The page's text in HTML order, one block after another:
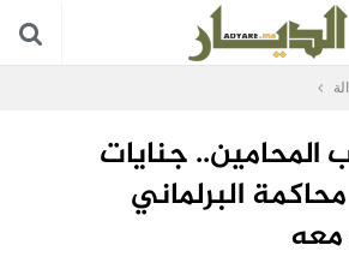
المحامين.. جنايات
البرلماني
معه